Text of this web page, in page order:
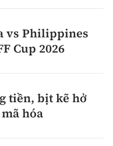
vs Philippines
Cup 2026
tiền, bịt kẽ hở
hóa